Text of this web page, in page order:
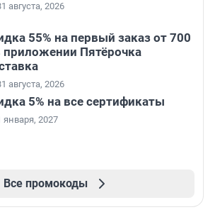
августа, 2026
55% на первый заказ от 700
приложении Пятёрочка
августа, 2026
5% на все сертификаты
января, 2027
Все промокоды